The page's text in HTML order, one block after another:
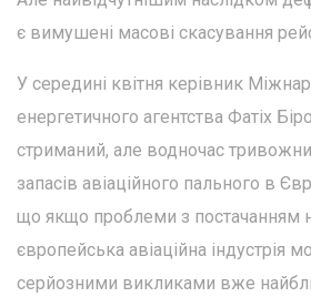
є вимушені масові скасування
У середині квітня керівник
енергетичного агентства Фатіх
стриманий, але водночас
запасів авіаційного пального в
що якщо проблеми з постачанням
європейська авіаційна індустрія
серйозними викликами вже